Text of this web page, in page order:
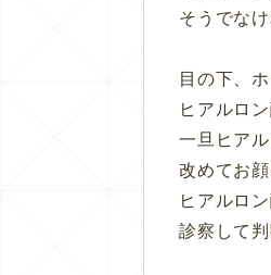
そうでな
目の下、
ヒアルロ
一旦ヒア
改めてお
ヒアルロ
診察して